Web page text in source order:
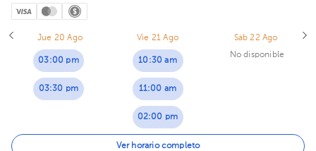
Jue 20 Ago
03:00 pm
03:30 pm
Vie 21 Ago
10:30 am
11:00 am
02:00 pm
02:30 pm
Sáb 22 Ago
No disponible
Ver horario completo